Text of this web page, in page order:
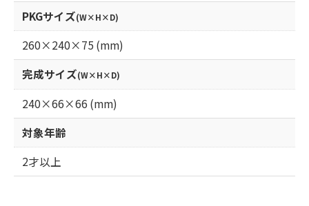
PKGサイズ(W×H×D)
260×240×75 (mm)
完成サイズ(W×H×D)
240×66×66 (mm)
対象年齢
2才以上